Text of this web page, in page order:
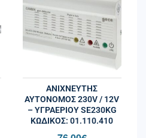
ΑΝΙΧΝΕΥΤΗΣ
ΑΥΤΟΝΟΜΟΣ 230V / 12V
– ΥΓΡΑΕΡΙΟΥ SE230KG
ΚΩΔΙΚΌΣ: 01.110.410